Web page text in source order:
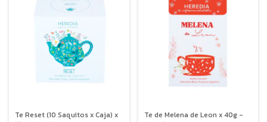
Te Reset (10 Saquitos x Caja) x
Te de Melena de Leon x 40g -